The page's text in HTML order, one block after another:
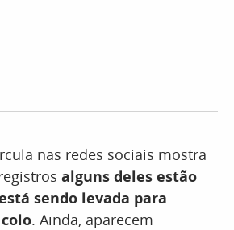
nas redes sociais mostra
alguns deles estão
sendo levada para
. Ainda, aparecem